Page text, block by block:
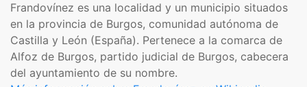
Frandovínez es una localidad y un municipio​ situados
en la provincia de Burgos, comunidad autónoma de
Castilla y León (España). Pertenece a la comarca de
Alfoz de Burgos, partido judicial de Burgos, cabecera
del ayuntamiento de su nombre.